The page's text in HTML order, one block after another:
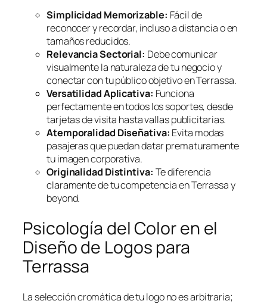
Simplicidad Memorizable: Fácil de
reconocer y recordar, incluso a distancia o en
tamaños reducidos.
Relevancia Sectorial: Debe comunicar
visualmente la naturaleza de tu negocio y
conectar con tu público objetivo en Terrassa.
Versatilidad Aplicativa: Funciona
perfectamente en todos los soportes, desde
tarjetas de visita hasta vallas publicitarias.
Atemporalidad Diseñativa: Evita modas
pasajeras que puedan datar prematuramente
tu imagen corporativa.
Originalidad Distintiva: Te diferencia
claramente de tu competencia en Terrassa y
beyond.
Psicología del Color en el
Diseño de Logos para
Terrassa
La selección cromática de tu logo no es arbitraria;